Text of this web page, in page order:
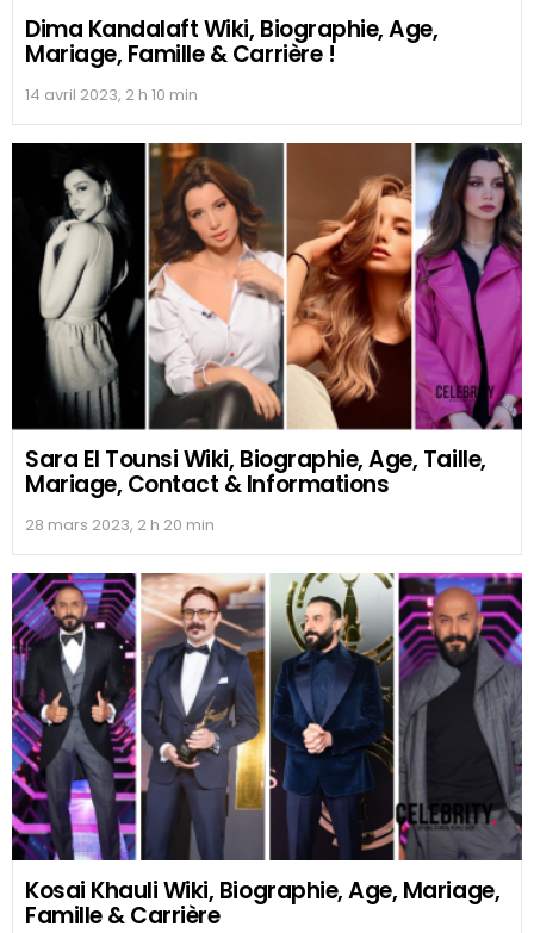
Dima Kandalaft Wiki, Biographie, Age,
Mariage, Famille & Carrière !
14 avril 2023, 2 h 10 min
Sara El Tounsi Wiki, Biographie, Age, Taille,
Mariage, Contact & Informations
28 mars 2023, 2 h 20 min
Kosai Khauli Wiki, Biographie, Age, Mariage,
Famille & Carrière